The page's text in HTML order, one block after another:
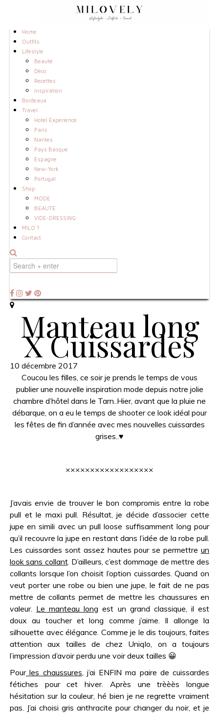
Home
Outfits
Lifestyle
Beauté
Déco
Recettes
Inspiration
Bordeaux
Travel
Hotel Experience
Paris
Nantes
Pays Basque
Espagne
New-York
Portugal
Shop
MODE
BEAUTÉ
VIDE-DRESSING
MILO ?
Contact
Manteau long
X Cuissardes
10 décembre 2017
Coucou les filles, ce soir je prends le temps de vous
publier une nouvelle inspiration mode depuis notre jolie
chambre d’hôtel dans le Tarn..Hier, avant que la pluie ne
débarque, on a eu le temps de shooter ce look idéal pour
les fêtes de fin d’année avec mes nouvelles cuissardes
grises.. ♥
××××××××××××××××××
J’avais envie de trouver le bon compromis entre la robe
pull et le maxi pull. Résultat, je décide d’associer cette
jupe en simili avec un pull loose suffisamment long pour
qu’il recouvre la jupe en restant dans l’idée de la robe pull.
Les cuissardes sont assez hautes pour se permettre un
look sans collant. D’ailleurs, c’est dommage de mettre des
collants lorsque l’on choisit l’option cuissardes. Quand on
veut porter une robe ou bien une jupe, le fait de ne pas
mettre de collants permet de mettre les chaussures en
valeur. Le manteau long est un grand classique, il est
doux au toucher et long comme j’aime. Il allonge la
silhouette avec élégance. Comme je le dis toujours, faites
attention aux tailles de chez Uniqlo, on a toujours
l’impression d’avoir perdu une voir deux tailles 😀
Pourles chaussures , j’ai ENFIN ma paire de cuissardes
fétiches pour cet hiver. Après une trèèès longue
hésitation sur la couleur, hé bien je ne regrette vraiment
pas. J’ai choisi gris anthracite pour changer du noir, et je